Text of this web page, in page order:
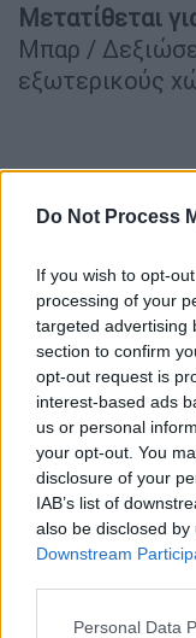
Do Not Process
If you wish to opt-
processing of your
targeted advertising
section to confirm
opt-out request is
interest-based ads
us or personal
your opt-out. You
disclosure of your
IAB’s list of
also be disclosed
Downstream
Please note that
Personal Data
Μετατίθεται
Μπαρ /
εξωτερικούς